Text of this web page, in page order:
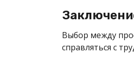
Выбор между
справляться с